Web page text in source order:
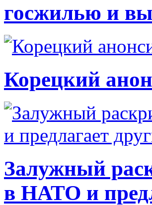
госжилью и
Корецкий
Залужный
в НАТО и